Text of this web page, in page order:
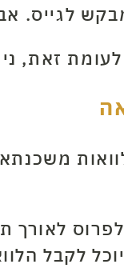
לגייס.
לעומת זאת,
לאורך
לקבל